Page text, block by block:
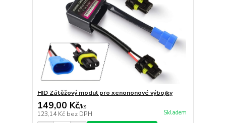
HID Zátěžový modul pro xenononové výbojky
149,00 Kč/ks
123,14 Kč bez DPH Skladem